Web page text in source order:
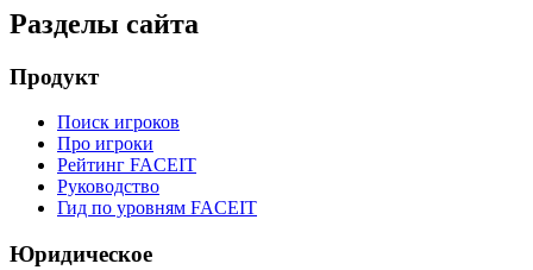
Разделы сайта
Продукт
Поиск игроков
Про игроки
Рейтинг FACEIT
Руководство
Гид по уровням FACEIT
Юридическое